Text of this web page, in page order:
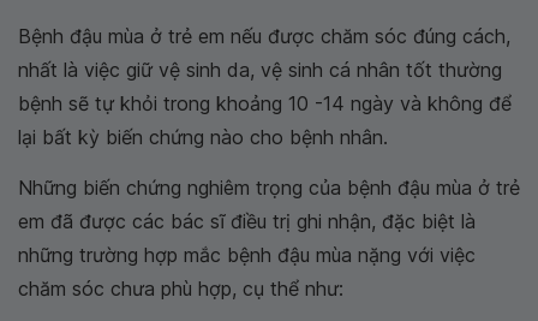
Bệnh đậu mùa ở trẻ em nếu được chăm sóc đúng cách,
nhất là việc giữ vệ sinh da, vệ sinh cá nhân tốt thường
bệnh sẽ tự khỏi trong khoảng 10 -14 ngày và không để
lại bất kỳ biến chứng nào cho bệnh nhân.
Những biến chứng nghiêm trọng của bệnh đậu mùa ở trẻ
em đã được các bác sĩ điều trị ghi nhận, đặc biệt là
những trường hợp mắc bệnh đậu mùa nặng với việc
chăm sóc chưa phù hợp, cụ thể như: